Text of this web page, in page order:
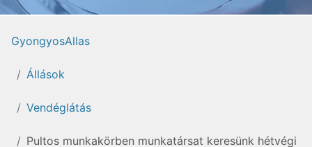
GyongyosAllas
Állások
Vendéglátás
Pultos munkakörben munkatársat keresünk hétvégi